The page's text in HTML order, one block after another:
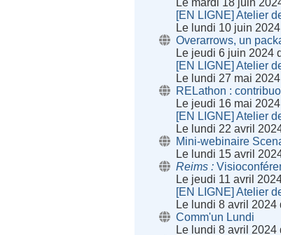
Le mardi 18 juin
[EN LIGNE] Atelier
Le lundi 10 juin
Overarrows, un
Le jeudi 6 juin 2024
[EN LIGNE] Atelier
Le lundi 27 mai
RELathon :
Le jeudi 16 mai
[EN LIGNE] Atelier
Le lundi 22 avril
Mini-webinaire
Le lundi 15 avril
Reims
Le jeudi 11 avril
[EN LIGNE] Atelier
Le lundi 8 avril 2024
Comm'un Lundi
Le lundi 8 avril 2024